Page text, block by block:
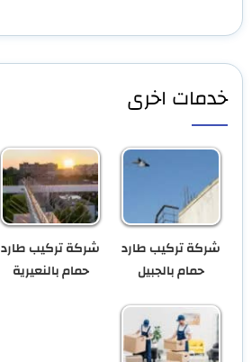
خدمات اخرى
شركة تركيب طارد
حمام بالجبيل
شركة تركيب طارد
حمام بالنعيرية